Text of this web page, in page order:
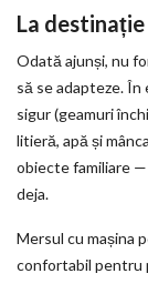
La destinație
Odată ajunși, nu
să se adapteze.
sigur (geamuri
litieră, apă și
obiecte familiare
deja.
Mersul cu mașina
confortabil pentru